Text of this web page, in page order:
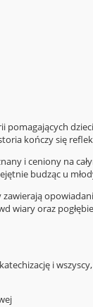
pomagających
kończy się
i ceniony na
budząc u
zawierają
wiary oraz
i